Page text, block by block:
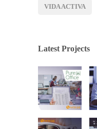
VIDA ACTIVA
Latest Projects